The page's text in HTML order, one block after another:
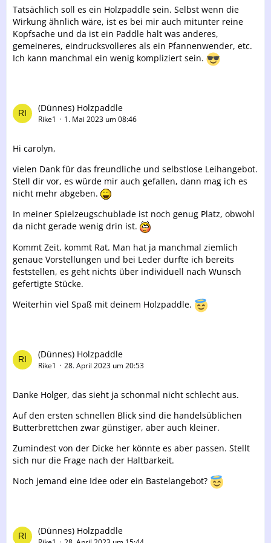
Tatsächlich soll es ein Holzpaddle sein. Selbst wenn die
Wirkung ähnlich wäre, ist es bei mir auch mitunter reine
Kopfsache und da ist ein Paddle halt was anderes,
gemeineres, eindrucksvolleres als ein Pfannenwender, etc.
Ich kann manchmal ein wenig kompliziert sein.
(Dünnes) Holzpaddle
Rike1 1. Mai 2023 um 08:46
Hi carolyn,
vielen Dank für das freundliche und selbstlose Leihangebot.
Stell dir vor, es würde mir auch gefallen, dann mag ich es
nicht mehr abgeben.
In meiner Spielzeugschublade ist noch genug Platz, obwohl
da nicht gerade wenig drin ist.
Kommt Zeit, kommt Rat. Man hat ja manchmal ziemlich
genaue Vorstellungen und bei Leder durfte ich bereits
feststellen, es geht nichts über individuell nach Wunsch
gefertigte Stücke.
Weiterhin viel Spaß mit deinem Holzpaddle.
(Dünnes) Holzpaddle
Rike1 28. April 2023 um 20:53
Danke Holger, das sieht ja schonmal nicht schlecht aus.
Auf den ersten schnellen Blick sind die handelsüblichen
Butterbrettchen zwar günstiger, aber auch kleiner.
Zumindest von der Dicke her könnte es aber passen. Stellt
sich nur die Frage nach der Haltbarkeit.
Noch jemand eine Idee oder ein Bastelangebot?
(Dünnes) Holzpaddle